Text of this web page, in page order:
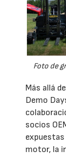
Foto de
Más allá
Demo
socios
motor, la